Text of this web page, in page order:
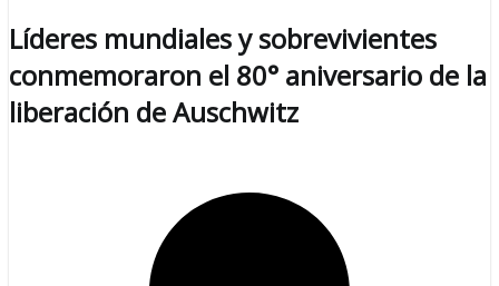
Líderes mundiales y sobrevivientes
conmemoraron el 80° aniversario de la
liberación de Auschwitz